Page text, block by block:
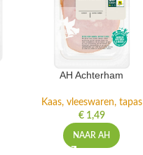
AH Achterham
Kaas, vleeswaren, tapas
€1,49
NAAR AH